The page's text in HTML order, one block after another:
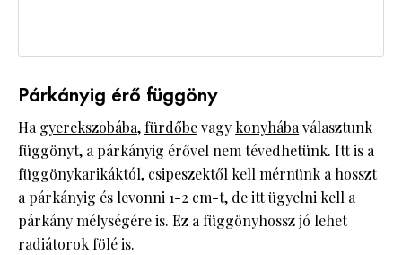
Párkányig érő függöny
Hagyerekszobába, fürdőbevagy konyhábaválasztunk
függönyt, a párkányig érővel nem tévedhetünk. Itt is a
függönykarikáktól, csipeszektől kell mérnünk a hosszt
a párkányig és levonni 1-2 cm-t, de itt ügyelni kell a
párkány mélységére is. Ez a függönyhossz jó lehet
radiátorok fölé is.